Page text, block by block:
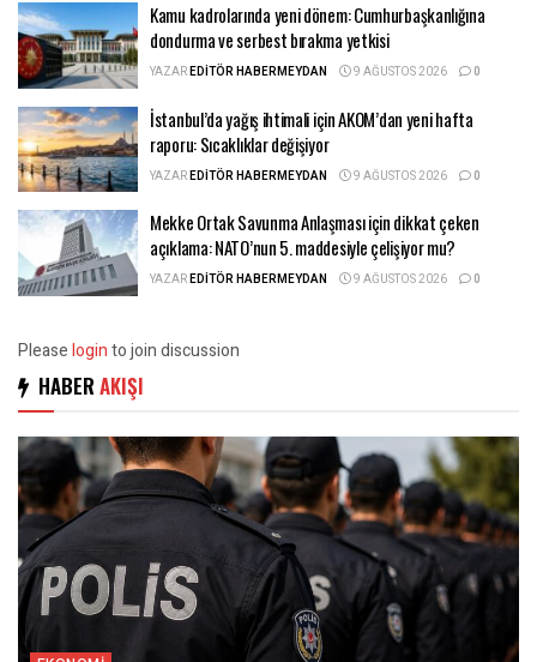
Kamu kadrolarında yeni dönem: Cumhurbaşkanlığına
dondurma ve serbest bırakma yetkisi
YAZAREDITÖR HABERMEYDAN 9 AĞUSTOS 2026 0
İstanbul’da yağış ihtimali için AKOM’dan yeni hafta
raporu: Sıcaklıklar değişiyor
YAZAREDITÖR HABERMEYDAN 9 AĞUSTOS 2026 0
Mekke Ortak Savunma Anlaşması için dikkat çeken
açıklama: NATO’nun 5. maddesiyle çelişiyor mu?
YAZAREDITÖR HABERMEYDAN 9 AĞUSTOS 2026 0
Pleaseloginto join discussion
HABER AKIŞI